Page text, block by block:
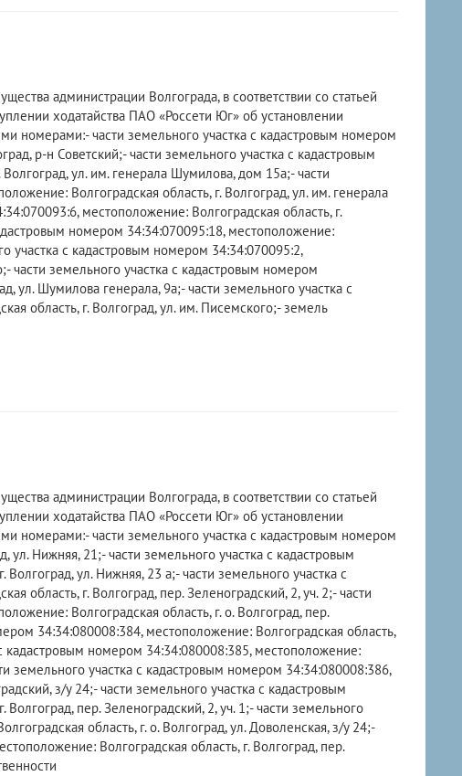
администрации Волгограда, в соответствии со статьей
ходатайства ПАО «Россети Юг» об установлении
номерами:- части земельного участка с кадастровым номером
р-н Советский;- части земельного участка с кадастровым
ул. им. генерала Шумилова, дом 15а;- части
Волгоградская область, г. Волгоград, ул. им. генерала
местоположение: Волгоградская область, г.
номером 34:34:070095:18, местоположение:
участка с кадастровым номером 34:34:070095:2,
части земельного участка с кадастровым номером
ул. Шумилова генерала, 9а;- части земельного участка с
область, г. Волгоград, ул. им. Писемского;- земель
администрации Волгограда, в соответствии со статьей
ходатайства ПАО «Россети Юг» об установлении
номерами:- части земельного участка с кадастровым номером
ул. Нижняя, 21;- части земельного участка с кадастровым
ул. Нижняя, 23 а;- части земельного участка с
область, г. Волгоград, пер. Зеленоградский, 2, уч. 2;- части
Волгоградская область, г. о. Волгоград, пер.
34:34:080008:384, местоположение: Волгоградская область,
кадастровым номером 34:34:080008:385, местоположение:
земельного участка с кадастровым номером 34:34:080008:386,
з/у 24;- части земельного участка с кадастровым
пер. Зеленоградский, 2, уч. 1;- части земельного
область, г. о. Волгоград, ул. Доволенская, з/у 24;-
Волгоградская область, г. Волгоград, пер.